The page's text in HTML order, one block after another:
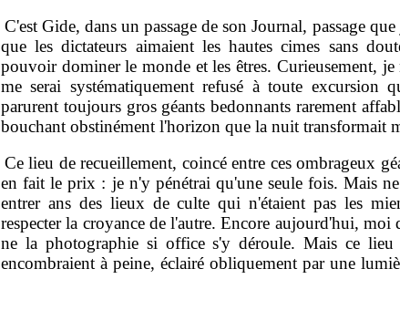
C'est Gide, dans un passage de son Journal, passage
que les dictateurs aimaient les hautes cimes sans
pouvoir dominer le monde et les êtres. Curieusement, je
me serai systématiquement refusé à toute excursion
parurent toujours gros géants bedonnants rarement
bouchant obstinément l'horizon que la nuit transformait
Ce lieu de recueillement, coincé entre ces ombrageux
en fait le prix : je n'y pénétrai qu'une seule fois. Mais
entrer ans des lieux de culte qui n'étaient pas les
respecter la croyance de l'autre. Encore aujourd'hui,
ne la photographie si office s'y déroule. Mais ce
encombraient à peine, éclairé obliquement par une